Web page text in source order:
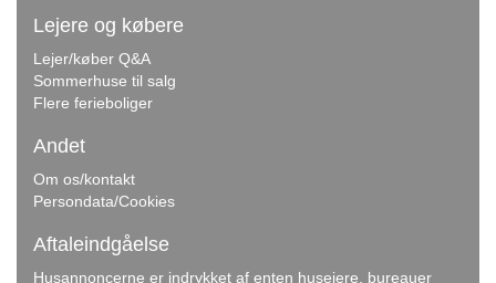
Lejere og købere
Lejer/køber Q&A
Sommerhuse til salg
Flere ferieboliger
Andet
Om os/kontakt
Persondata/Cookies
Aftaleindgåelse
Husannoncerne er indrykket af enten husejere, bureauer